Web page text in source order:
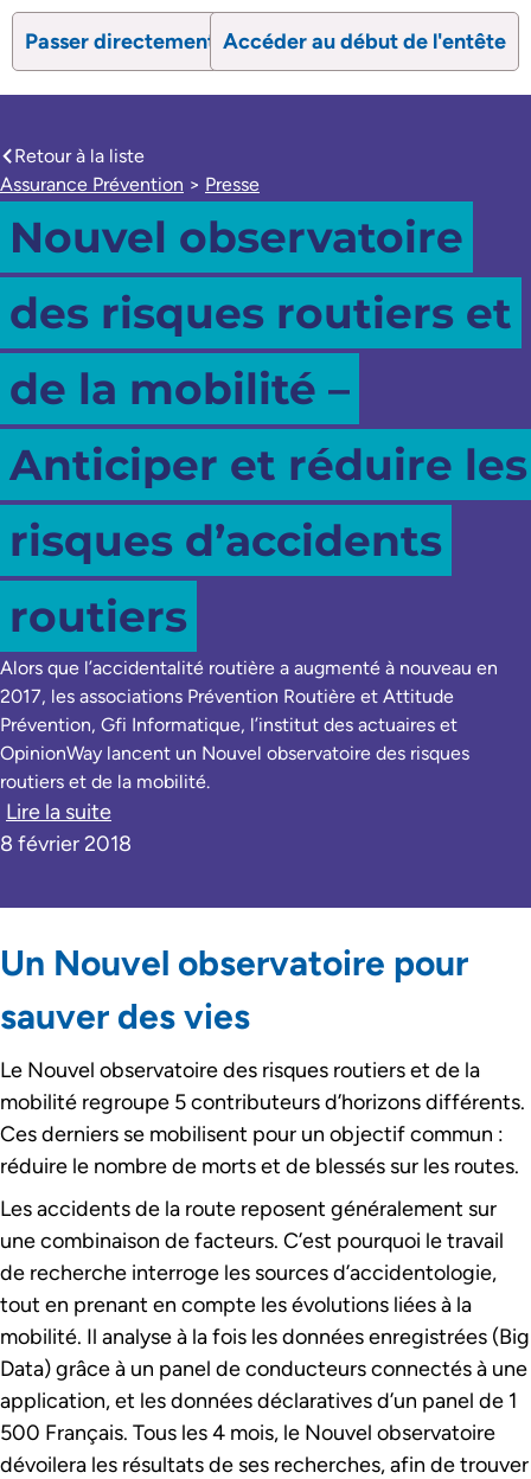
Passer directement au contenu
search
Accéder au début de l'entête
caret-left
Retour à la liste
Assurance Prévention > Presse
Nouvel observatoire
des risques routiers et
de la mobilité –
Anticiper et réduire les
risques d’accidents
routiers
Alors que l’accidentalité routière a augmenté à nouveau en
2017, les associations Prévention Routière et Attitude
Prévention, Gfi Informatique, l’institut des actuaires et
OpinionWay lancent un Nouvel observatoire des risques
routiers et de la mobilité.
Lire la suite
8 février 2018
Un Nouvel observatoire pour
sauver des vies
Le Nouvel observatoire des risques routiers et de la
mobilité regroupe 5 contributeurs d’horizons différents.
Ces derniers se mobilisent pour un objectif commun :
réduire le nombre de morts et de blessés sur les routes.
Les accidents de la route reposent généralement sur
une combinaison de facteurs. C’est pourquoi le travail
de recherche interroge les sources d’accidentologie,
tout en prenant en compte les évolutions liées à la
mobilité. Il analyse à la fois les données enregistrées (Big
Data) grâce à un panel de conducteurs connectés à une
application, et les données déclaratives d’un panel de 1
500 Français. Tous les 4 mois, le Nouvel observatoire
dévoilera les résultats de ses recherches, afin de trouver